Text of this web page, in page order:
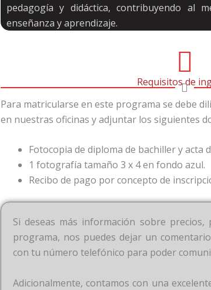
pedagogía y didáctica, contribuyendo al
enseñanza y aprendizaje.
Requisitos de
Para matricularse en este programa se debe
en nuestras oficinas y adjuntar los siguientes
Fotocopia de diploma de bachiller y acta
1 fotografía tamaño 3 x 4 en fondo azul.
Recibo de pago por concepto de
Si deseas más información sobre
programa, nos puedes dejar un
con tu número telefónico para poder
Adicionalmente, contamos con una